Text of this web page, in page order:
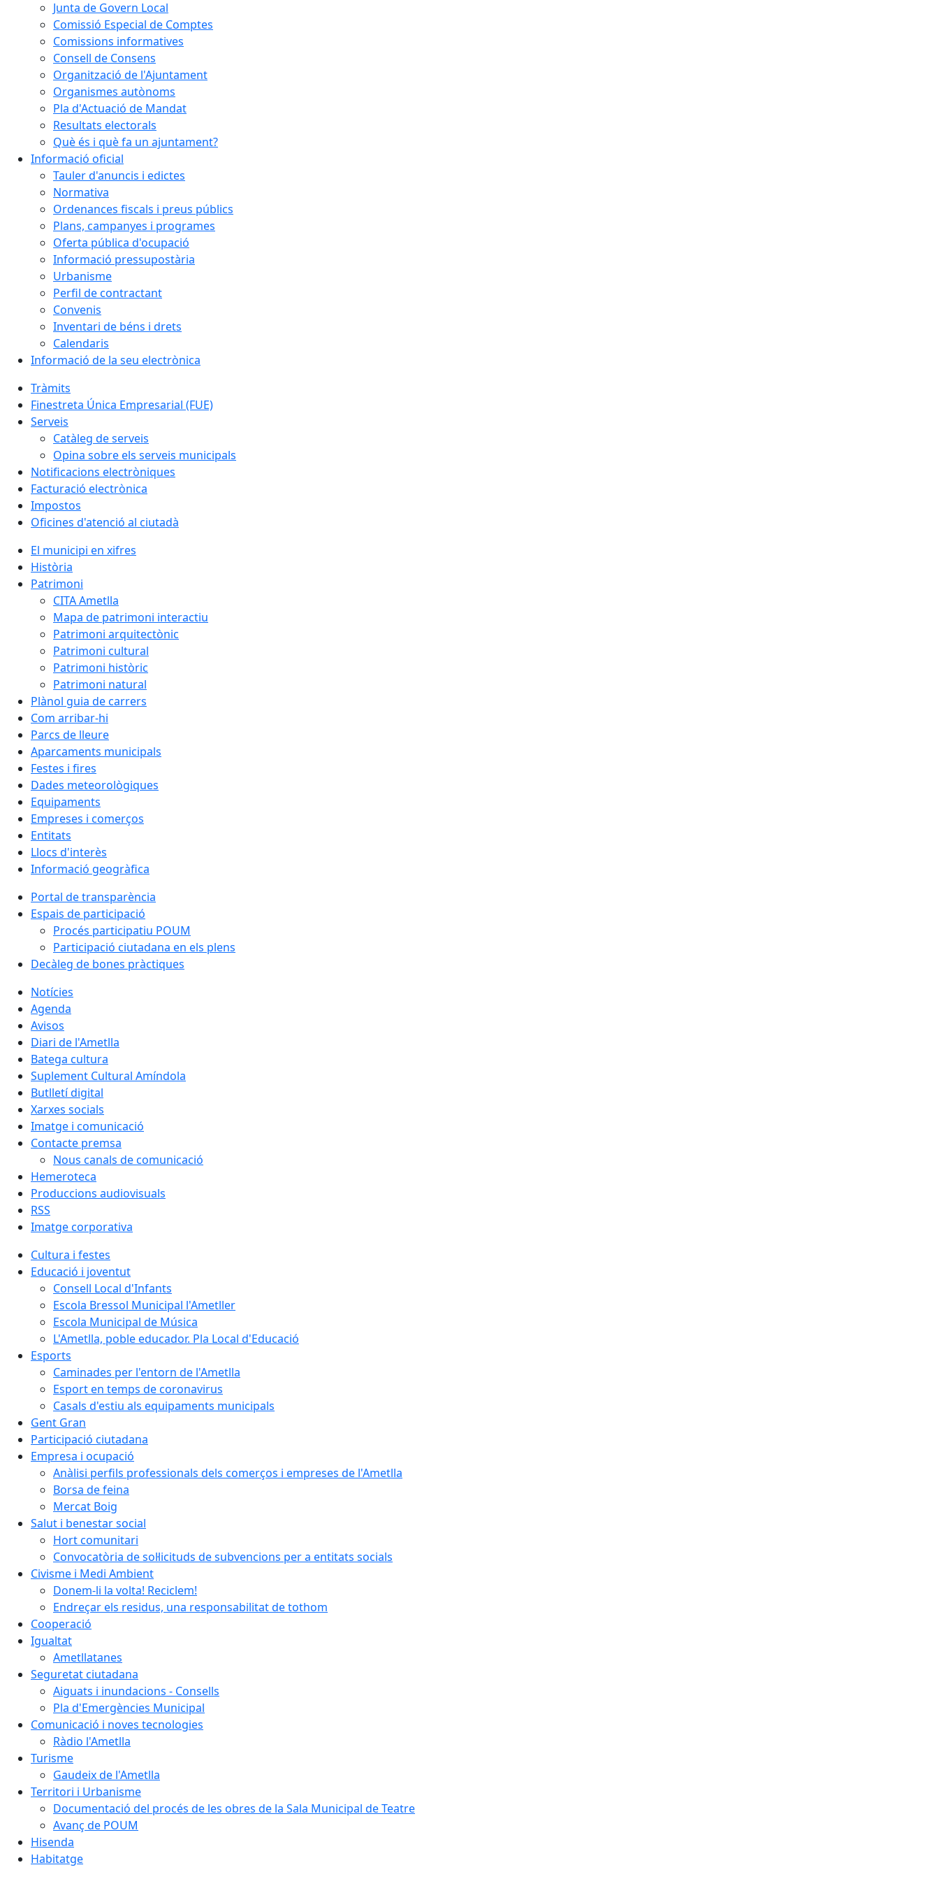
Junta de Govern Local
Comissió Especial de Comptes
Comissions informatives
Consell de Consens
Organització de l'Ajuntament
Organismes autònoms
Pla d'Actuació de Mandat
Resultats electorals
Què és i què fa un ajuntament?
Informació oficial
Tauler d'anuncis i edictes
Normativa
Ordenances fiscals i preus públics
Plans, campanyes i programes
Oferta pública d'ocupació
Informació pressupostària
Urbanisme
Perfil de contractant
Convenis
Inventari de béns i drets
Calendaris
Informació de la seu electrònica
Tràmits
Finestreta Única Empresarial (FUE)
Serveis
Catàleg de serveis
Opina sobre els serveis municipals
Notificacions electròniques
Facturació electrònica
Impostos
Oficines d'atenció al ciutadà
El municipi en xifres
Història
Patrimoni
CITA Ametlla
Mapa de patrimoni interactiu
Patrimoni arquitectònic
Patrimoni cultural
Patrimoni històric
Patrimoni natural
Plànol guia de carrers
Com arribar-hi
Parcs de lleure
Aparcaments municipals
Festes i fires
Dades meteorològiques
Equipaments
Empreses i comerços
Entitats
Llocs d'interès
Informació geogràfica
Portal de transparència
Espais de participació
Procés participatiu POUM
Participació ciutadana en els plens
Decàleg de bones pràctiques
Notícies
Agenda
Avisos
Diari de l'Ametlla
Batega cultura
Suplement Cultural Amíndola
Butlletí digital
Xarxes socials
Imatge i comunicació
Contacte premsa
Nous canals de comunicació
Hemeroteca
Produccions audiovisuals
RSS
Imatge corporativa
Cultura i festes
Educació i joventut
Consell Local d'Infants
Escola Bressol Municipal l'Ametller
Escola Municipal de Música
L'Ametlla, poble educador. Pla Local d'Educació
Esports
Caminades per l'entorn de l'Ametlla
Esport en temps de coronavirus
Casals d'estiu als equipaments municipals
Gent Gran
Participació ciutadana
Empresa i ocupació
Anàlisi perfils professionals dels comerços i empreses de l'Ametlla
Borsa de feina
Mercat Boig
Salut i benestar social
Hort comunitari
Convocatòria de sol·licituds de subvencions per a entitats socials
Civisme i Medi Ambient
Donem-li la volta! Reciclem!
Endreçar els residus, una responsabilitat de tothom
Cooperació
Igualtat
Ametllatanes
Seguretat ciutadana
Aiguats i inundacions - Consells
Pla d'Emergències Municipal
Comunicació i noves tecnologies
Ràdio l'Ametlla
Turisme
Gaudeix de l'Ametlla
Territori i Urbanisme
Documentació del procés de les obres de la Sala Municipal de Teatre
Avanç de POUM
Hisenda
Habitatge